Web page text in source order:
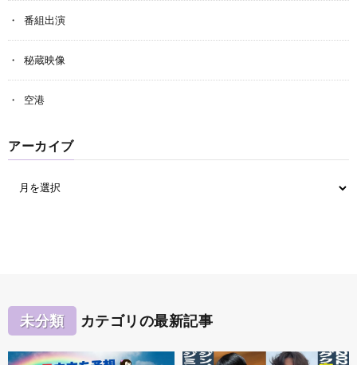
番組出演
秘蔵映像
空港
アーカイブ
未分類 カテゴリの最新記事